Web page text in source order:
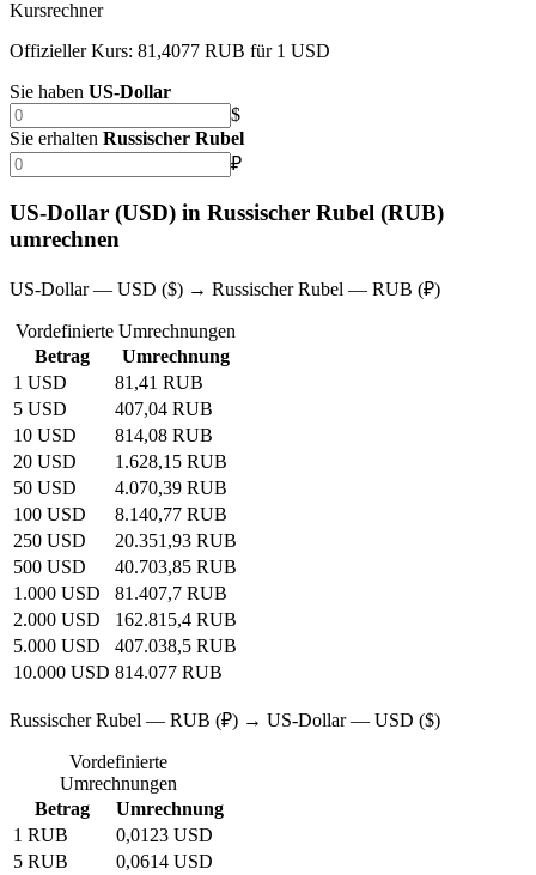
Kursrechner
Offizieller Kurs: 81,4077 RUB für 1 USD
Sie haben US-Dollar
$
Sie erhalten Russischer Rubel
₽
US-Dollar (USD) in Russischer Rubel (RUB)
umrechnen
US-Dollar — USD ($) → Russischer Rubel — RUB (₽)
Vordefinierte Umrechnungen
Betrag
Umrechnung
1 USD
81,41 RUB
5 USD
407,04 RUB
10 USD
814,08 RUB
20 USD
1.628,15 RUB
50 USD
4.070,39 RUB
100 USD
8.140,77 RUB
250 USD
20.351,93 RUB
500 USD
40.703,85 RUB
1.000 USD
81.407,7 RUB
2.000 USD
162.815,4 RUB
5.000 USD
407.038,5 RUB
10.000 USD 814.077 RUB
Russischer Rubel — RUB (₽) → US-Dollar — USD ($)
Vordefinierte
Umrechnungen
Betrag
Umrechnung
1 RUB
0,0123 USD
5 RUB
0,0614 USD